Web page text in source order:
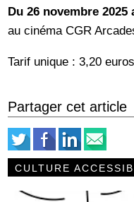
Du 26 novembre 2025
au cinéma CGR
Tarif unique : 3,20 euros
Partager cet article
CULTURE